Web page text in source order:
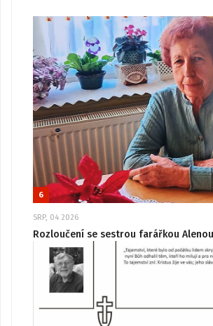
6
SRP, 04 2026
Rozloučení se sestrou farářkou